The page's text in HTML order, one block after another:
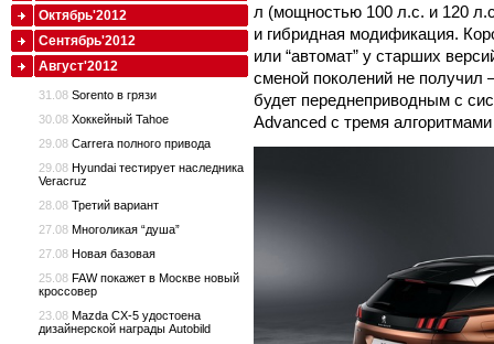
л (мощностью 100 л.с. и 120
и гибридная модификация.
или “автомат” у старших
сменой поколений не получил
будет переднеприводным с
Advanced с тремя алгоритмами
Октябрь'2012
Сентябрь'2012
Август'2012
31.08 Sorento в грязи
30.08 Хоккейный Tahoe
29.08 Carrera полного привода
29.08 Hyundai тестирует наследника
Veracruz
28.08 Третий вариант
27.08 Многоликая “душа”
27.08 Новая базовая
25.08 FAW покажет в Москве новый
кроссовер
23.08 Mazda CX-5 удостоена
дизайнерской награды Autobild